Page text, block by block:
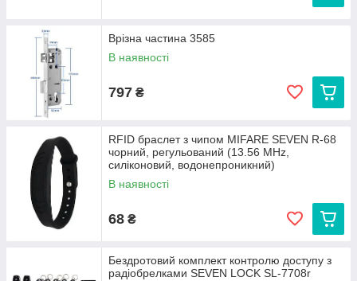
Врізна частина 3585
В наявності
797 ₴
RFID браслет з чипом MIFARE SEVEN R-68
чорний, регульований (13.56 MHz,
силіконовий, водонепроникний)
В наявності
68 ₴
Бездротовий комплект контролю доступу з
радіобрелками SEVEN LOCK SL-7708r